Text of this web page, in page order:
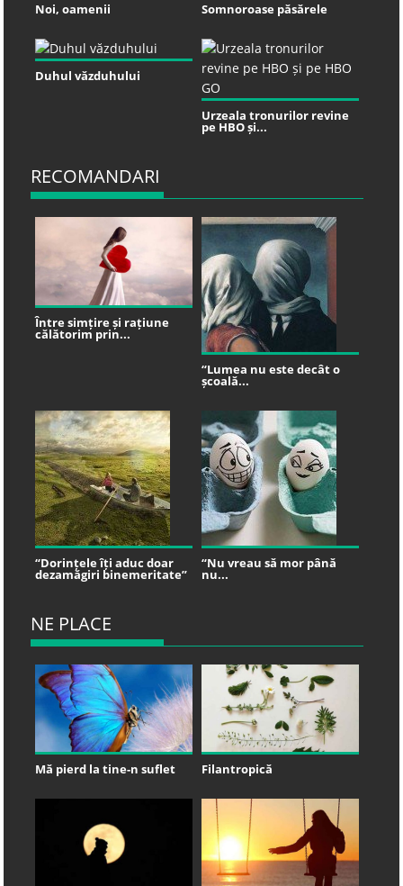
Noi, oamenii Somnoroase păsărele
Duhul văzduhului
Urzeala tronurilor revine
pe HBO și...
RECOMANDARI
Între simțire și rațiune
călătorim prin...
“Lumea nu este decât o
școală...
“Dorințele îți aduc doar
dezamăgiri binemeritate”
“Nu vreau să mor până
nu...
NE PLACE
Mă pierd la tine-n suflet Filantropică